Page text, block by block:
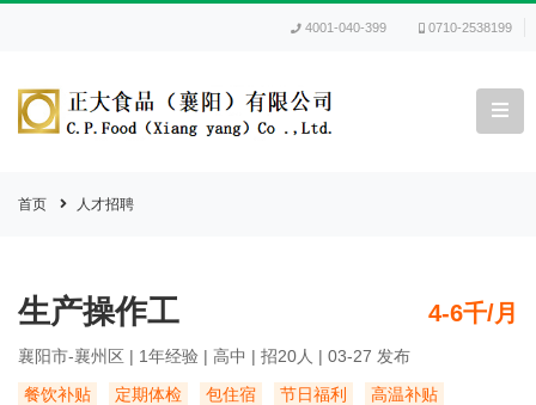
4001-040-399 0710-2538199
首页 人才招聘
生产操作工 4-6千/月
襄阳市-襄州区 | 1年经验 | 高中 | 招20人 | 03-27 发布
餐饮补贴
定期体检 包住宿 节日福利 高温补贴